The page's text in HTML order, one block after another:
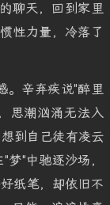
聊天，回到家里
性力量，冷落了
。辛弃疾说"醉里
思潮汹涌无法入
到自己徒有凌云
"中驰逐沙场，
纸笔，却依旧不